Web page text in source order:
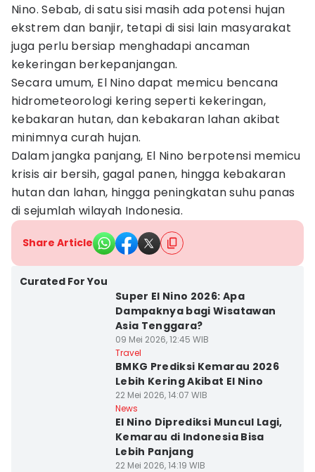
Nino. Sebab, di satu sisi masih ada potensi hujan
ekstrem dan banjir, tetapi di sisi lain masyarakat
juga perlu bersiap menghadapi ancaman
kekeringan berkepanjangan.
Secara umum, El Nino dapat memicu bencana
hidrometeorologi kering seperti kekeringan,
kebakaran hutan, dan kebakaran lahan akibat
minimnya curah hujan.
Dalam jangka panjang, El Nino berpotensi memicu
krisis air bersih, gagal panen, hingga kebakaran
hutan dan lahan, hingga peningkatan suhu panas
di sejumlah wilayah Indonesia.
Share Article
Curated For You
Super El Nino 2026: Apa
Dampaknya bagi Wisatawan
Asia Tenggara?
09 Mei 2026, 12:45 WIB
Travel
BMKG Prediksi Kemarau 2026
Lebih Kering Akibat El Nino
22 Mei 2026, 14:07 WIB
News
El Nino Diprediksi Muncul Lagi,
Kemarau di Indonesia Bisa
Lebih Panjang
22 Mei 2026, 14:19 WIB